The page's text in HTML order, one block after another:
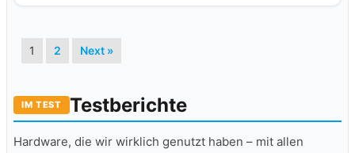
1 2 Next »
IM TEST Testberichte
Hardware, die wir wirklich genutzt haben – mit allen